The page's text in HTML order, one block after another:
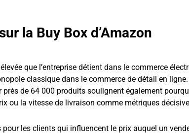
la Buy Box d’Amazon
que l’entreprise détient dans le commerce
classique dans le commerce de détail en
de 64 000 produits soulignent également
ou la vitesse de livraison comme métriques
les clients qui influencent le prix auquel un